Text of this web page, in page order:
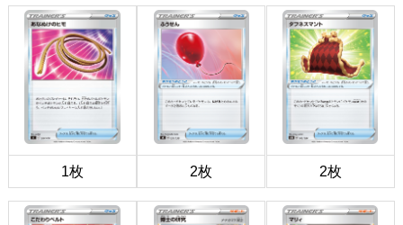
1枚 2枚 2枚